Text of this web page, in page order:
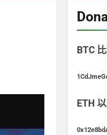
BTC
ETH